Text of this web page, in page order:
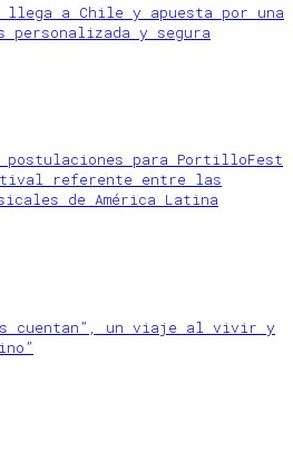
llega a Chile y apuesta por una
personalizada y segura
postulaciones para PortilloFest
referente entre las
de América Latina
cuentan”, un viaje al vivir y